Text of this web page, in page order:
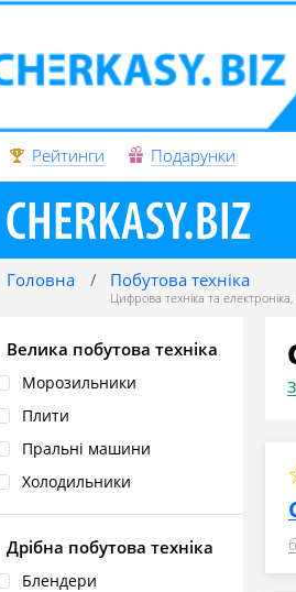
Рейтинги Подарунки
Головна Побутова техніка
Цифрова техніка та електроніка,
Велика побутова техніка
Морозильники
Плити
Пральні машини
Холодильники
Дрібна побутова техніка
Блендери